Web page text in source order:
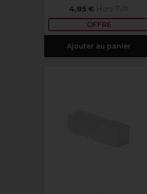
4,85 € Hors TVA
OFFRE
Ajouter au panier